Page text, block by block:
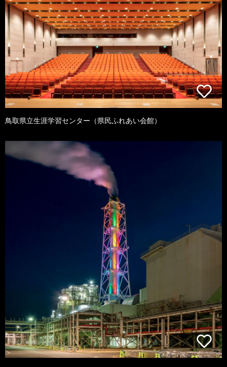
鳥取県立生涯学習センター（県民ふれあい会館）